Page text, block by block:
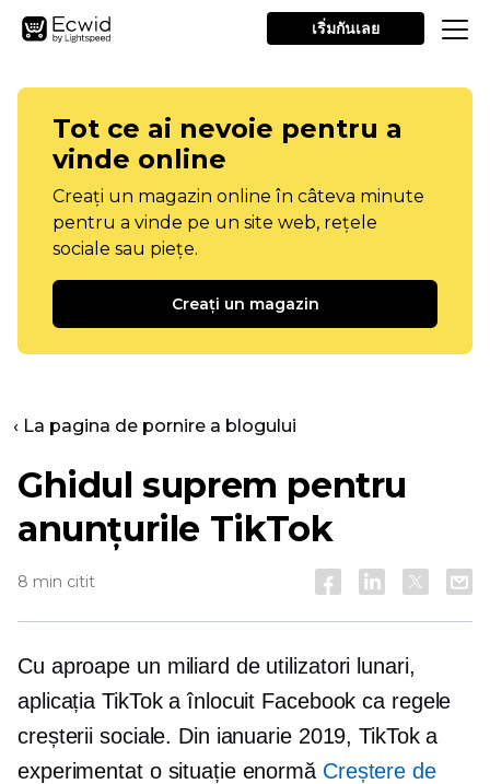
เริ่มกันเลย
Tot ce ai nevoie pentru a
vinde online
Creați un magazin online în câteva minute
pentru a vinde pe un site web, rețele
sociale sau piețe.
Creați un magazin
‹ La pagina de pornire a blogului
Ghidul suprem pentru
anunțurile TikTok
8 min citit
Cu aproape un miliard de utilizatori lunari,
aplicația TikTok a înlocuit Facebook ca regele
creșterii sociale. Din ianuarie 2019, TikTok a
experimentat o situație enormă Creștere de